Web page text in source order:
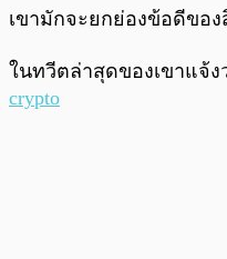
เขามักจะยกย่องข้อดีขอ
ในทวีตล่าสุดของเขาแจ้
crypto